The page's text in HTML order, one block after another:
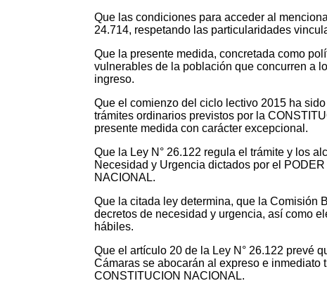
Que las condiciones para acceder al
24.714, respetando las particularidades
Que la presente medida, concretada como
vulnerables de la población que concurren a
ingreso.
Que el comienzo del ciclo lectivo 2015 ha
trámites ordinarios previstos por la
presente medida con carácter excepcional.
Que la Ley N° 26.122 regula el trámite y los
Necesidad y Urgencia dictados por el
NACIONAL.
Que la citada ley determina, que la Comisión
decretos de necesidad y urgencia, así como
hábiles.
Que el artículo 20 de la Ley N° 26.122 prevé
Cámaras se abocarán al expreso e
CONSTITUCION NACIONAL.